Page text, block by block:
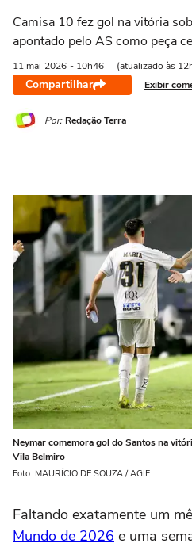
Camisa 10 fez gol na vitória
apontado pelo AS como peça
11 mai 2026 - 10h46 (atualizado às
Compartilhar Exibir
Por: Redação Terra
Neymar comemora gol do Santos na
Vila Belmiro
Foto: MAURÍCIO DE SOUZA / AGIF
Faltando exatamente um
Mundo de 2026 e uma